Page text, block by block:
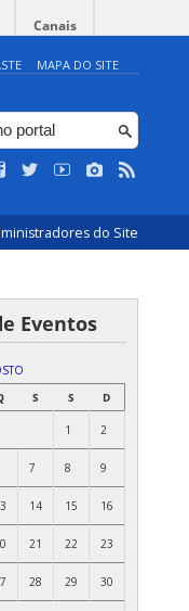
Canais
MAPA DO SITE
do Site
Eventos
S S D
1 2
7 8 9
14 15 16
21 22 23
28 29 30